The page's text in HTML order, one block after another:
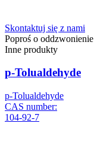
Skontaktuj się z nami
Poproś o oddzwonienie
Inne produkty
p-Tolualdehyde
p-Tolualdehyde
CAS number:
104-92-7